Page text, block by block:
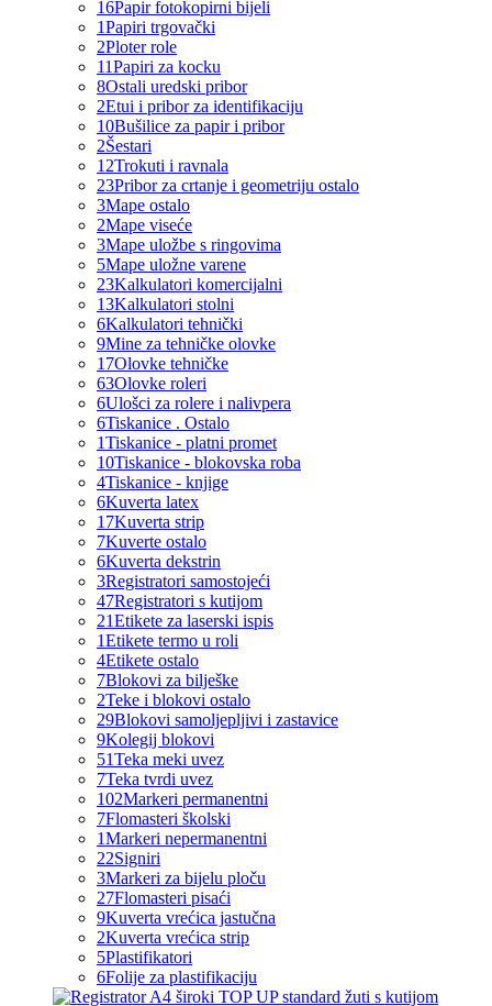
16Papir fotokopirni bijeli
1Papiri trgovački
2Ploter role
11Papiri za kocku
8Ostali uredski pribor
2Etui i pribor za identifikaciju
10Bušilice za papir i pribor
2Šestari
12Trokuti i ravnala
23Pribor za crtanje i geometriju ostalo
3Mape ostalo
2Mape viseće
3Mape uložbe s ringovima
5Mape uložne varene
23Kalkulatori komercijalni
13Kalkulatori stolni
6Kalkulatori tehnički
9Mine za tehničke olovke
17Olovke tehničke
63Olovke roleri
6Ulošci za rolere i nalivpera
6Tiskanice . Ostalo
1Tiskanice - platni promet
10Tiskanice - blokovska roba
4Tiskanice - knjige
6Kuverta latex
17Kuverta strip
7Kuverte ostalo
6Kuverta dekstrin
3Registratori samostojeći
47Registratori s kutijom
21Etikete za laserski ispis
1Etikete termo u roli
4Etikete ostalo
7Blokovi za bilješke
2Teke i blokovi ostalo
29Blokovi samoljepljivi i zastavice
9Kolegij blokovi
51Teka meki uvez
7Teka tvrdi uvez
102Markeri permanentni
7Flomasteri školski
1Markeri nepermanentni
22Signiri
3Markeri za bijelu ploču
27Flomasteri pisaći
9Kuverta vrećica jastučna
2Kuverta vrećica strip
5Plastifikatori
6Folije za plastifikaciju